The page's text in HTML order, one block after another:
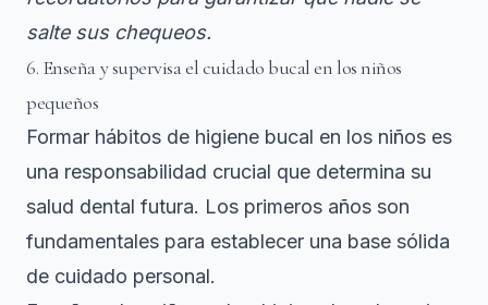
salte sus chequeos.
6. Enseña y supervisa el cuidado bucal en los niños
pequeños
Formar hábitos de higiene bucal en los niños es
una responsabilidad crucial que determina su
salud dental futura. Los primeros años son
fundamentales para establecer una base sólida
de cuidado personal.